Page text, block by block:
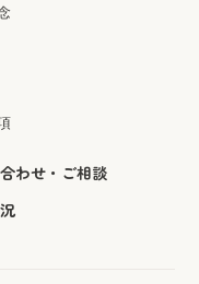
わせ・ご相談